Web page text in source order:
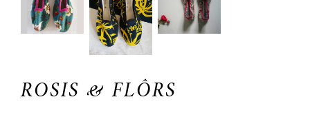
ROSIS & FLÔRS